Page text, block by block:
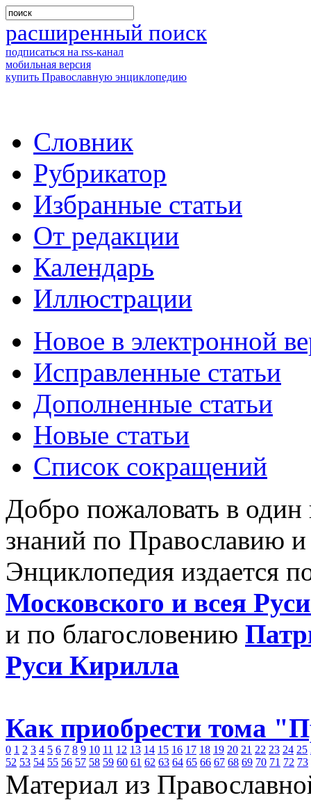
расширенный поиск
подписаться на rss-канал
мобильная версия
купить Православную энциклопедию
Словник
Рубрикатор
Избранные статьи
От редакции
Календарь
Иллюстрации
Новое в электронной
Исправленные статьи
Дополненные статьи
Новые статьи
Список сокращений
Добро пожаловать в
знаний по Православию
Энциклопедия издается
Московского и всея
и по благословению
Руси Кирилла
Как приобрести тома
0 1 2 3 4 5 6 7 8 9 10 11 12 13 14 15 16 17 18 19 20 21 22 23 24 25
52 53 54 55 56 57 58 59 60 61 62 63 64 65 66 67 68 69 70 71 72 73
Материал из